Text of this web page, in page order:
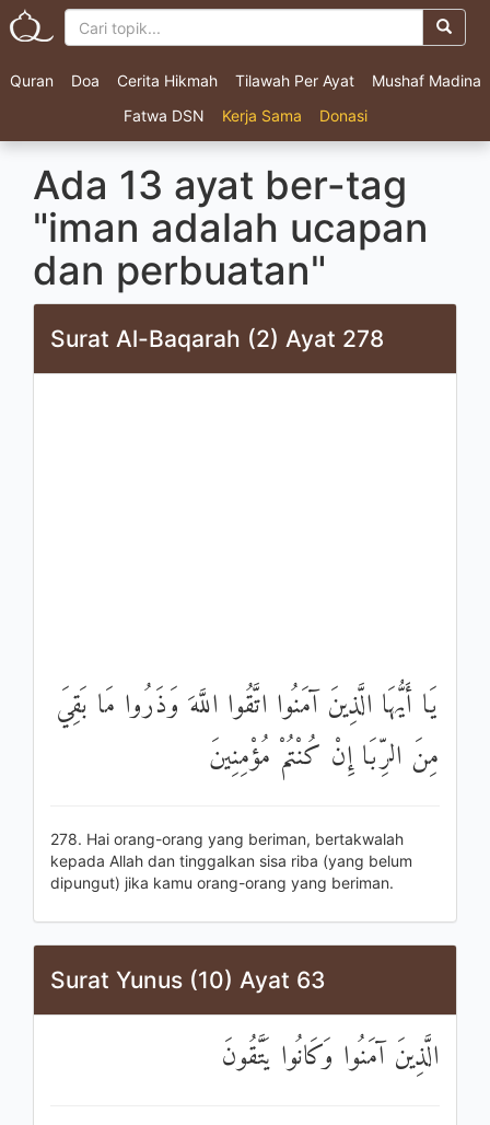
Quran Doa Cerita Hikmah Tilawah Per Ayat
Mushaf Madina
Fatwa DSN
Kerja Sama Donasi
Ada 13 ayat ber-tag
"iman adalah ucapan
dan perbuatan"
Surat Al-Baqarah (2) Ayat 278
يَا أَيُّهَا الَّذِينَ آمَنُوا اتَّقُوا اللَّهَ وَذَرُوا مَا بَقِيَ
مِنَ الرِّبَا إِنْ كُنْتُمْ مُؤْمِنِينَ
278. Hai orang-orang yang beriman, bertakwalah
kepada Allah dan tinggalkan sisa riba (yang belum
dipungut) jika kamu orang-orang yang beriman.
Surat Yunus (10) Ayat 63
الَّذِينَ آمَنُوا وَكَانُوا يَتَّقُونَ